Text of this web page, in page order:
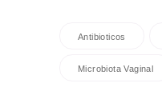
Antibioticos
Microbiota Vaginal